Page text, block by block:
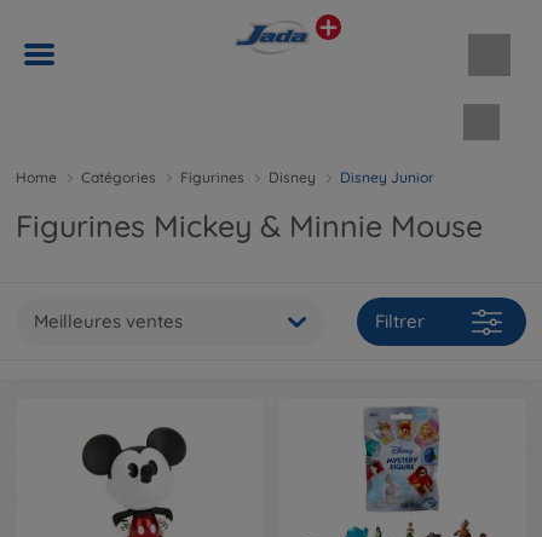
Home Catégories Figurines Disney Disney Junior
Figurines Mickey & Minnie Mouse
Meilleures ventes Filtrer